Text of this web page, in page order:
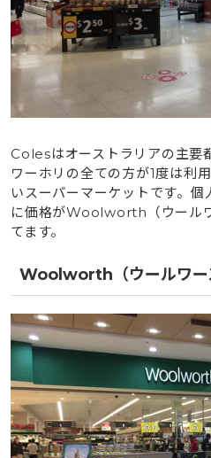
Colesはオーストラリアの主要
ワーホリの全ての方が1度は利
いスーパーマーケットです。
に価格がWoolworth（ウール
てます。
Woolworth（ウールワー